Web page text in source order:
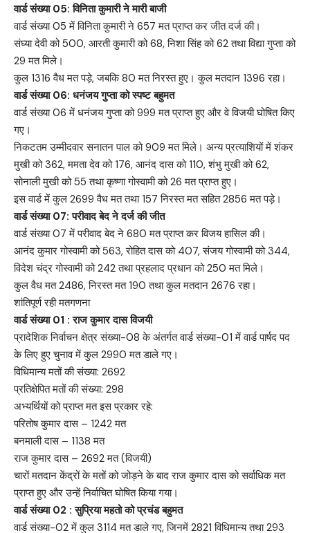
वार्ड संख्या 05: विनिता कुमारी ने मारी बाजी
वार्ड संख्या 05 में विनिता कुमारी ने 657 मत प्राप्त कर जीत दर्ज की।
संघ्या देवी को 500, आरती कुमारी को 68, निशा सिंह को 62 तथा विद्या गुप्ता को
29 मत मिले।
कुल 1316 वैध मत पड़े, जबकि 80 मत निरस्त हुए। कुल मतदान 1396 रहा।
वार्ड संख्या 06: धनंजय गुप्ता को स्पष्ट बहुमत
वार्ड संख्या 06 में धनंजय गुप्ता को 999 मत प्राप्त हुए और वे विजयी घोषित किए
गए।
निकटतम उम्मीदवार सनातन पाल को 909 मत मिले। अन्य प्रत्याशियों में शंकर
मुखी को 362, ममता देव को 176, आनंद दास को 110, शंभु मुखी को 62,
सोनाली मुखी को 55 तथा कृष्णा गोस्वामी को 26 मत प्राप्त हुए।
इस वार्ड में कुल 2699 वैध मत तथा 157 निरस्त मत सहित 2856 मत पड़े।
वार्ड संख्या 07: परीवाद बेद ने दर्ज की जीत
वार्ड संख्या 07 में परीवाद बेद ने 680 मत प्राप्त कर विजय हासिल की।
आनंद कुमार गोस्वामी को 563, रोहित दास को 407, संजय गोस्वामी को 344,
विदेश चंद्र गोस्वामी को 242 तथा प्रहलाद प्रधान को 250 मत मिले।
कुल वैध मत 2486, निरस्त मत 190 तथा कुल मतदान 2676 रहा।
शांतिपूर्ण रही मतगणना
वार्ड संख्या 01 : राज कुमार दास विजयी
प्रादेशिक निर्वाचन क्षेत्र संख्या-08 के अंतर्गत वार्ड संख्या-01 में वार्ड पार्षद पद
के लिए हुए चुनाव में कुल 2990 मत डाले गए।
विधिमान्य मतों की संख्या: 2692
प्रतिक्षेपित मतों की संख्या: 298
अभ्यर्थियों को प्राप्त मत इस प्रकार रहे:
परितोष कुमार दास – 1242 मत
बनमाली दास – 1138 मत
राज कुमार दास – 2692 मत (विजयी)
चारों मतदान केंद्रों के मतों को जोड़ने के बाद राज कुमार दास को सर्वाधिक मत
प्राप्त हुए और उन्हें निर्वाचित घोषित किया गया।
वार्ड संख्या 02 : सुप्रिया महतो को प्रचंड बहुमत
वार्ड संख्या-02 में कुल 3114 मत डाले गए, जिनमें 2821 विधिमान्य तथा 293